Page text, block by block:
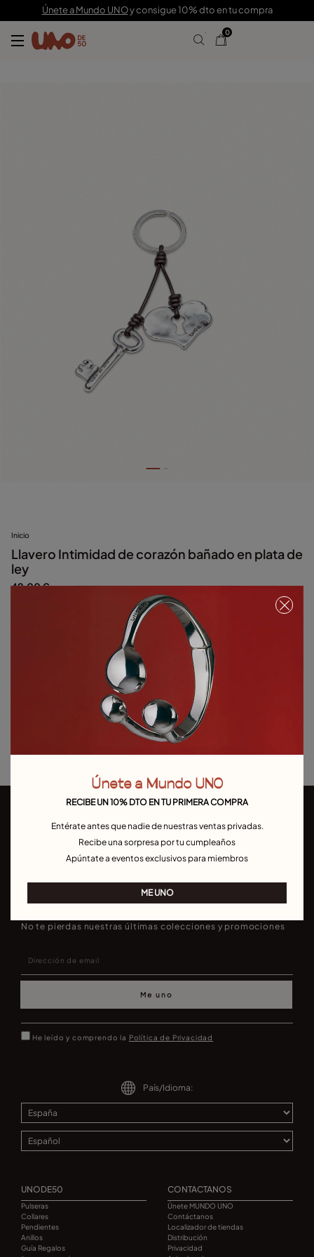
Únete a Mundo UNOy consigue 10% dto en tu compra
0
Inicio
Llavero Intimidad de corazón bañado en plata de
ley
49,00 €
Plateado
Añadir al carrito
Devoluciones y envíos
Únete a nuestra newsletter
No te pierdas nuestras últimas colecciones y promociones
Me uno
He leído y comprendo la Política de Privacidad
País/Idioma:
UNODE50
Pulseras
Collares
Pendientes
Anillos
Guía Regalos
CONTACTANOS
Únete MUNDO UNO
Contáctanos
Localizador de tiendas
Distribución
Privacidad
Únete a Mundo UNO
RECIBE UN 10% DTO EN TU PRIMERA COMPRA
Entérate antes que nadie de nuestras ventas privadas.
Recibe una sorpresa por tu cumpleaños
Apúntate a eventos exclusivos para miembros
ME UNO